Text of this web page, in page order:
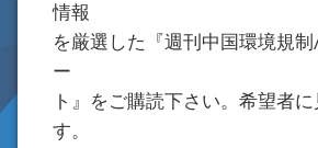
情報
を厳選した『週刊中国環境規
ー
ト』をご購読下さい。希望者
す。